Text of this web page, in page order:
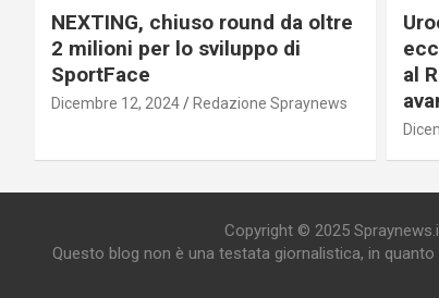
NEXTING, chiuso round da oltre
2 milioni per lo sviluppo di
SportFace
Dicembre 12, 2024 Redazione Spraynews
al
Copyright © 2025
Questo blog non è una testata giornalistica, in